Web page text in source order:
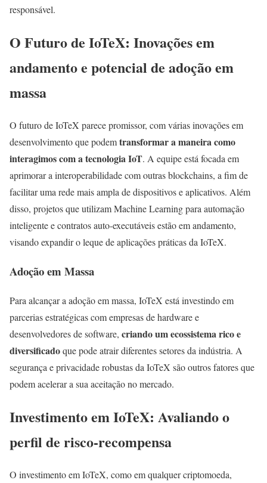
responsável.
O Futuro de IoTeX: Inovações em
andamento e potencial de adoção em
massa
O futuro de IoTeX parece promissor, com várias inovações em
desenvolvimento que podemtransformar a maneira como
interagimos com a tecnologia IoT. A equipe está focada em
aprimorar a interoperabilidade com outras blockchains, a fim de
facilitar uma rede mais ampla de dispositivos e aplicativos. Além
disso, projetos que utilizam Machine Learning para automação
inteligente e contratos auto-executáveis estão em andamento,
visando expandir o leque de aplicações práticas da IoTeX.
Adoção em Massa
Para alcançar a adoção em massa, IoTeX está investindo em
parcerias estratégicas com empresas de hardware e
desenvolvedores de software, criando um ecossistema rico e
diversificadoque pode atrair diferentes setores da indústria. A
segurança e privacidade robustas da IoTeX são outros fatores que
podem acelerar a sua aceitação no mercado.
Investimento em IoTeX: Avaliando o
perfil de risco-recompensa
O investimento em IoTeX, como em qualquer criptomoeda,